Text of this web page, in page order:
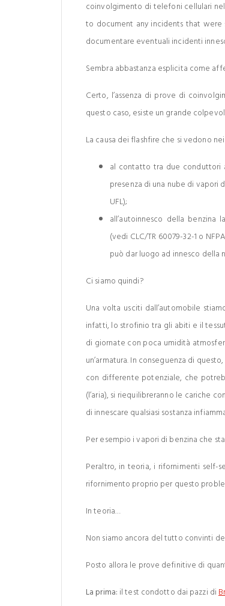
coinvolgimento di telefoni cellulari
to document any incidents that were
documentare eventuali incidenti
Sembra abbastanza esplicita come
Certo, l’assenza di prove di
questo caso, esiste un grande
La causa dei flashfire che si vedono
al contatto tra due conduttori
presenza di una nube di vapori
UFL);
all’autoinnesco della benzina
(vedi CLC/TR 60079-32-1 o
può dar luogo ad innesco della
Ci siamo quindi?
Una volta usciti dall’automobile
infatti, lo strofinio tra gli abiti e il
di giornate con poca umidità
un’armatura. In conseguenza di
con differente potenziale, che
(l’aria), si riequilibreranno le cariche
di innescare qualsiasi sostanza
Per esempio i vapori di benzina che
Peraltro, in teoria, i rifornimenti self-
rifornimento proprio per questo
In teoria…
Non siamo ancora del tutto convinti
Posto allora le prove definitive di
La prima: il test condotto dai pazzi di